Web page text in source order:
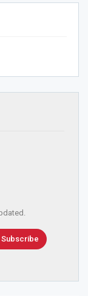
Subscribe